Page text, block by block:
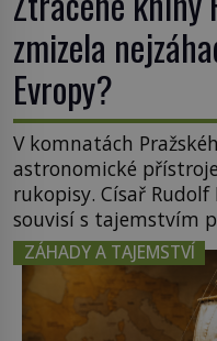
zmizela
Evropy?
V komnatách
astronomické
rukopisy. Císař Rudolf
souvisí s tajemstvím
poznání. Jenže po
začínají rozpadat a
odnesl nejvzácnější
zapomenuté
ZÁHADY A TAJEMSTVÍ